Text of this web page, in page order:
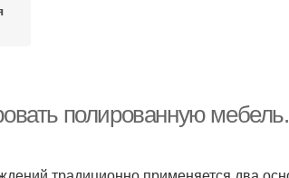
полированную